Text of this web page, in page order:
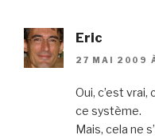
Eric
27 MAI 2009
Oui, c’est
ce système.
Mais, cela ne